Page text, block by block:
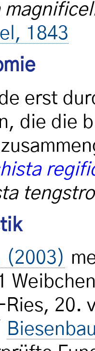
1843
erst
die die
(2003)
Ries, 20.